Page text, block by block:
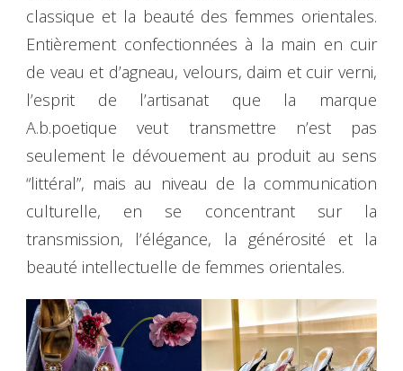
classique et la beauté des femmes orientales.
Entièrement confectionnées à la main en cuir
de veau et d’agneau, velours, daim et cuir verni,
l’esprit de l’artisanat que la marque
A.b.poetique veut transmettre n’est pas
seulement le dévouement au produit au sens
“littéral”, mais au niveau de la communication
culturelle, en se concentrant sur la
transmission, l’élégance, la générosité et la
beauté intellectuelle de femmes orientales.